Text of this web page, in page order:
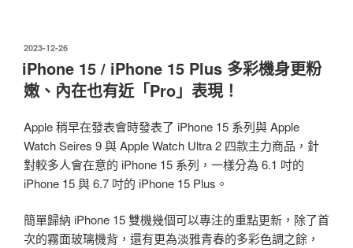
發
佈
於
2023-12-26
iPhone 15 / iPhone 15 Plus 多彩機身更粉
嫩、內在也有近「Pro」表現！
Apple 稍早在發表會時發表了 iPhone 15 系列與 Apple
Watch Seires 9 與 Apple Watch Ultra 2 四款主力商品，針
對較多人會在意的 iPhone 15 系列，一樣分為 6.1 吋的
iPhone 15 與 6.7 吋的 iPhone 15 Plus。
簡單歸納 iPhone 15 雙機幾個可以專注的重點更新，除了首
次的霧面玻璃機背，還有更為淡雅青春的多彩色調之餘，